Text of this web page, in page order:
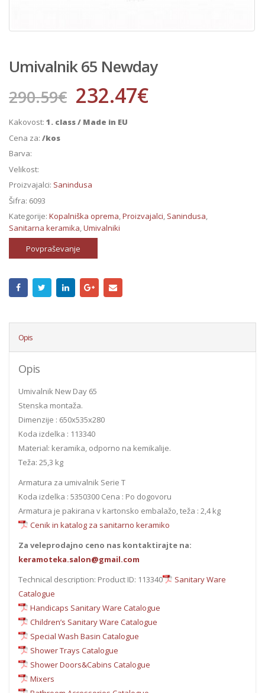
Umivalnik 65 Newday
290.59€ 232.47€
Kakovost: 1. class / Made in EU
Cena za: /kos
Barva:
Velikost:
Proizvajalci: Sanindusa
Šifra: 6093
Kategorije: Kopalniška oprema,Proizvajalci, Sanindusa,
Sanitarna keramika,Umivalniki
Povpraševanje
Opis
Opis
Umivalnik New Day 65
Stenska montaža.
Dimenzije : 650x535x280
Koda izdelka : 113340
Material: keramika, odporno na kemikalije.
Teža: 25,3 kg
Armatura za umivalnik Serie T
Koda izdelka : 5350300 Cena : Po dogovoru
Armatura je pakirana v kartonsko embalažo, teža : 2,4 kg
Cenik in katalog za sanitarno keramiko
Za veleprodajno ceno nas kontaktirajte na:
keramoteka.salon@gmail.com
Technical description: Product ID: 113340
Sanitary Ware
Catalogue
Handicaps Sanitary Ware Catalogue
Children’s Sanitary Ware Catalogue
Special Wash Basin Catalogue
Shower Trays Catalogue
Shower Doors&Cabins Catalogue
Mixers